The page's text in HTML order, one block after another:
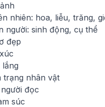
nhiên: hoa, liễu, trăng,
người: sinh động, cụ thể
đẹp
trạng nhân vật
đọc
súc